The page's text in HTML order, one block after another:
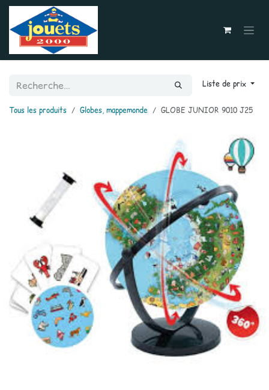
Se rendre au contenu
Liste de prix
Tous les produits Globes, mappemonde GLOBE JUNIOR 9010 J25